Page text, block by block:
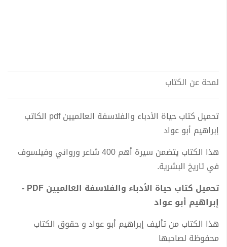
لمحة عن الكتاب
تحميل كتاب حياة الأدباء والفلاسفة العالميين pdf الكاتب
إبراهيم أبو عواد
هذا الكتاب يتضمن سيرة أهم 400 شاعر وروائي وفيلسوف
في تاريخ البشرية.
تحميل كتاب حياة الأدباء والفلاسفة العالميين PDF -
إبراهيم أبو عواد
هذا الكتاب من تأليف إبراهيم أبو عواد و حقوق الكتاب
محفوظة لصاحبها